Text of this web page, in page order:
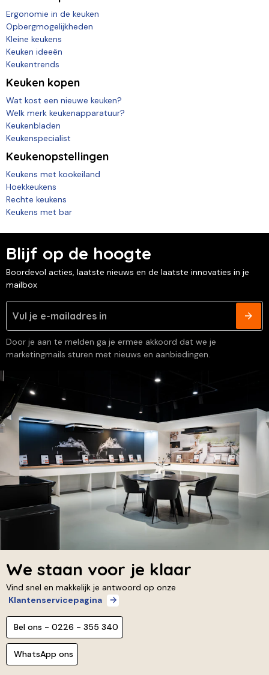
Ergonomie in de keuken
Opbergmogelijkheden
Kleine keukens
Keuken ideeën
Keukentrends
Keuken kopen
Wat kost een nieuwe keuken?
Welk merk keukenapparatuur?
Keukenbladen
Keukenspecialist
Keukenopstellingen
Keukens met kookeiland
Hoekkeukens
Rechte keukens
Keukens met bar
Blijf op de hoogte
Boordevol acties, laatste nieuws en de laatste innovaties in je
mailbox
Door je aan te melden ga je ermee akkoord dat we je
marketingmails sturen met nieuws en aanbiedingen.
We staan voor je klaar
Vind snel en makkelijk je antwoord op onze
Klantenservicepagina
Bel ons - 0226 - 355 340
WhatsApp ons